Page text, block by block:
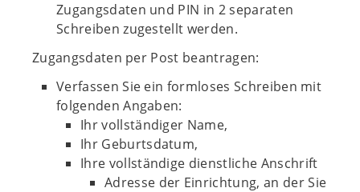
Zugangsdaten und PIN in 2 separaten
Schreiben zugestellt werden.
Zugangsdaten per Post beantragen:
Verfassen Sie ein formloses Schreiben mit
folgenden Angaben:
Ihr vollständiger Name,
Ihr Geburtsdatum,
Ihre vollständige dienstliche Anschrift
Adresse der Einrichtung, an der Sie